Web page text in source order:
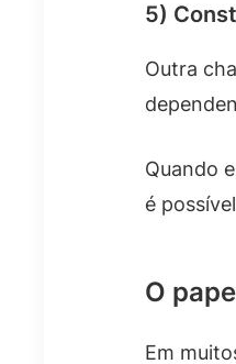
5)
Outra
Quando
é
O
Em